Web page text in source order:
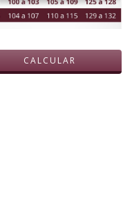
CALCULAR